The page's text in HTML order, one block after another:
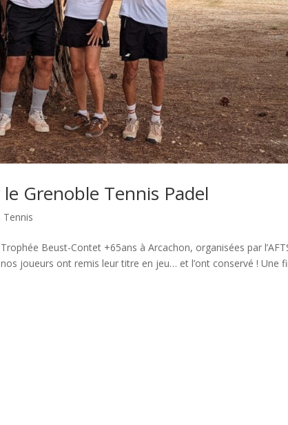
Grenoble Tennis Padel
Tennis
Beust-Contet +65ans à Arcachon, organisées par
joueurs ont remis leur titre en jeu… et l’ont conservé ! Une